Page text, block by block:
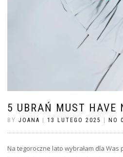
5 UBRAŃ MUST HAVE
BY JOANA 13 LUTEGO 2025 NO
Na tegoroczne lato wybrałam dla Was